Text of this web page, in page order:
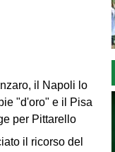
il Napoli lo
"d'oro" e il Pisa
per Pittarello
il ricorso del